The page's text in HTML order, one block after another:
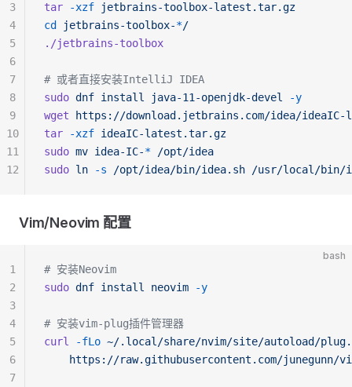
tar -xzf jetbrains-toolbox-latest.tar.gz
cd
jetbrains-toolbox-*/
./jetbrains-toolbox
# 或者直接安装IntelliJ IDEA
sudo dnf install java-11-openjdk-devel
-y
wget https://download.jetbrains.com/idea/
tar -xzf ideaIC-latest.tar.gz
sudo mv idea-IC-* /opt/idea
sudo ln -s /opt/idea/bin/idea.sh /usr/local/bin/
3
4
5
6
7
8
9
10
11
12
Vim/Neovim 配置
bash
# 安装Neovim
sudo dnf install neovim -y
# 安装vim-plug插件管理器
curl
-fLo ~/.local/share/nvim/site/autoload/
https://raw.githubusercontent.com/junegunn/
1
2
3
4
5
6
7